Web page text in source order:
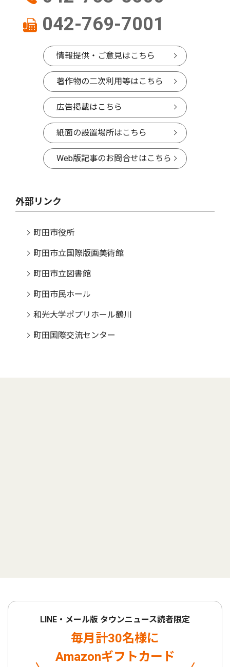
042-769-7001
情報提供・ご意見はこちら
著作物の二次利用等はこちら
広告掲載はこちら
紙面の設置場所はこちら
Web版記事のお問合せはこちら
外部リンク
町田市役所
町田市立国際版画美術館
町田市立図書館
町田市民ホール
和光大学ポプリホール鶴川
町田国際交流センター
LINE・メール版 タウンニュース読者限定
毎月計30名様に
Amazonギフトカード